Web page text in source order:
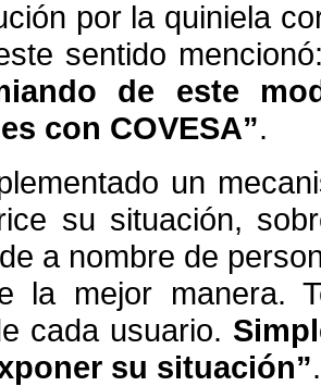
por la quiniela
sentido
de este
con COVESA”.
un
su situación,
a nombre de
la mejor manera.
cada usuario.
su situación”.